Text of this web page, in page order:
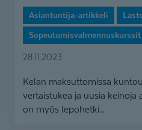
Asiantuntija-artikkeli
Sopeutumisvalmennuskurssit
28.11.2023
Kelan maksuttomissa
vertaistukea ja uusia keinoja
on myös lepohetki...